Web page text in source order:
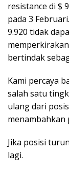
resistance di $
pada 3
9.920 tidak
bertindak
Kami percaya
salah satu
ulang dari
menambahkan
Jika posisi
lagi.